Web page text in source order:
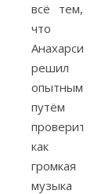
всё тем,
что
Анахарсис
решил
опытным
путём
проверить,
как
громкая
музыка